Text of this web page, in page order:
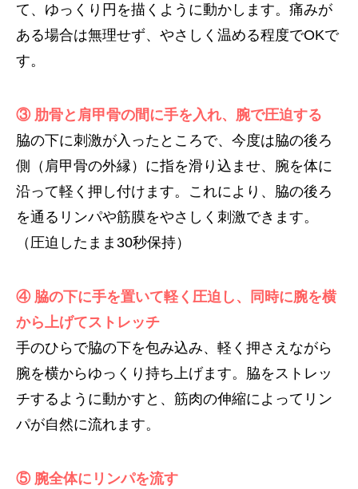
て、ゆっくり円を描くように動かします。痛みが
ある場合は無理せず、やさしく温める程度でOKで
す。
③ 肋骨と肩甲骨の間に手を入れ、腕で圧迫する
脇の下に刺激が入ったところで、今度は脇の後ろ
側（肩甲骨の外縁）に指を滑り込ませ、腕を体に
沿って軽く押し付けます。これにより、脇の後ろ
を通るリンパや筋膜をやさしく刺激できます。
（圧迫したまま30秒保持）
④ 脇の下に手を置いて軽く圧迫し、同時に腕を横
から上げてストレッチ
手のひらで脇の下を包み込み、軽く押さえながら
腕を横からゆっくり持ち上げます。脇をストレッ
チするように動かすと、筋肉の伸縮によってリン
パが自然に流れます。
⑤ 腕全体にリンパを流す